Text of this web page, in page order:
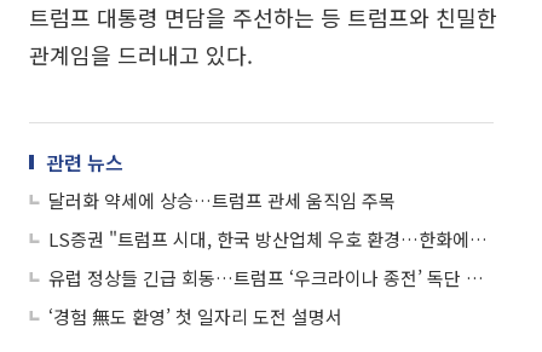
트럼프 대통령 면담을 주선하는 등 트럼프와 친밀한
관계임을 드러내고 있다.
관련 뉴스
달러화 약세에 상승…트럼프 관세 움직임 주목
LS증권 "트럼프 시대, 한국 방산업체 우호 환경…한화에어로스페이스·LIG넥스원 주목"
유럽 정상들 긴급 회동…트럼프 ‘우크라이나 종전’ 독단 행보에 반기
‘경험 無도 환영’ 첫 일자리 도전 설명서